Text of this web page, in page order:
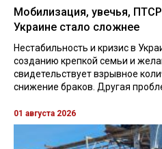
Мобилизация, увечья,
Украине стало сложнее
Нестабильность и кризис в
созданию крепкой семьи и
свидетельствует взрывное
снижение браков. Другая
01 августа 2026